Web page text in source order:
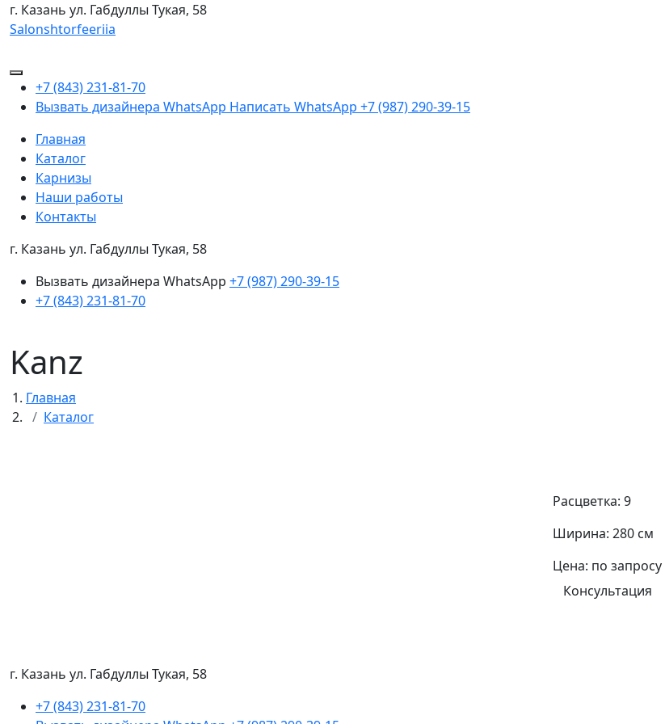
г. Казань ул. Габдуллы Тукая, 58
Salonshtorfeeriia
+7 (843) 231-81-70
Вызвать дизайнера WhatsApp Написать WhatsApp +7 (987) 290-39-15
Главная
Каталог
Карнизы
Наши работы
Контакты
г. Казань ул. Габдуллы Тукая, 58
Вызвать дизайнера WhatsApp +7 (987) 290-39-15
+7 (843) 231-81-70
Kanz
Главная
Каталог
Расцветка: 9
Ширина: 280 см
Цена: по запросу
Консультация
г. Казань ул. Габдуллы Тукая, 58
+7 (843) 231-81-70